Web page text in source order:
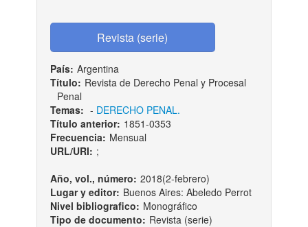
País: Argentina
Título: Revista de Derecho Penal y Procesal
Penal
Temas: - DERECHO PENAL.
Título anterior: 1851-0353
Frecuencia: Mensual
URL/URI: ;
Año, vol., número: 2018(2-febrero)
Lugar y editor: Buenos Aires: Abeledo Perrot
Nivel bibliografico: Monográfico
Tipo de documento: Revista (serie)